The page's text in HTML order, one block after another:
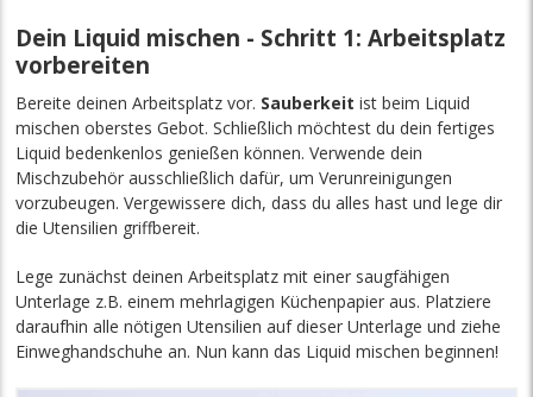
Dein Liquid mischen - Schritt 1: Arbeitsplatz
vorbereiten
Bereite deinen Arbeitsplatz vor. Sauberkeit ist beim Liquid
mischen oberstes Gebot. Schließlich möchtest du dein fertiges
Liquid bedenkenlos genießen können. Verwende dein
Mischzubehör ausschließlich dafür, um Verunreinigungen
vorzubeugen. Vergewissere dich, dass du alles hast und lege dir
die Utensilien griffbereit.
Lege zunächst deinen Arbeitsplatz mit einer saugfähigen
Unterlage z.B. einem mehrlagigen Küchenpapier aus. Platziere
daraufhin alle nötigen Utensilien auf dieser Unterlage und ziehe
Einweghandschuhe an. Nun kann das Liquid mischen beginnen!